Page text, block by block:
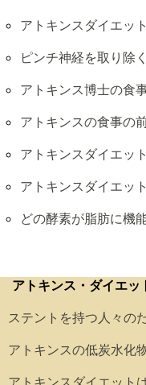
アトキンスダイエッ
ピンチ神経を取り除
アトキンス博士の食
アトキンスの食事の
アトキンスダイエッ
アトキンスダイエッ
どの酵素が脂肪に機
アトキンス・ダイエッ
ステントを持つ人々の
アトキンスの低炭水化